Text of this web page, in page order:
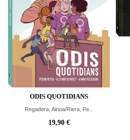
ODIS QUOTIDIANS
Regadera, Ainoa/Riera, Pe...
19,90 €